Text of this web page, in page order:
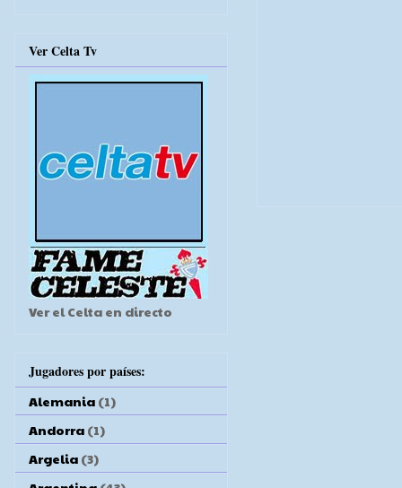
Ver Celta Tv
Ver el Celta en directo
Jugadores por países:
Alemania (1)
Andorra (1)
Argelia (3)